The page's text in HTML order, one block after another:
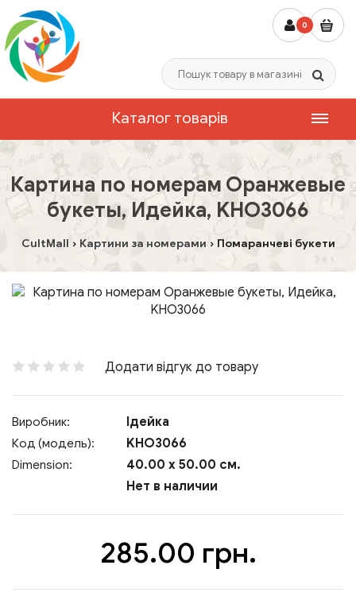
0
Каталог товарів
Картина по номерам Оранжевые
букеты, Идейка, KHO3066
CultMall Картини за номерами Помаранчеві букети
Додати відгук до товару
Виробник: Ідейка
Код (модель): KHO3066
Dimension:
40.00 x 50.00 см.
Нет в наличии
285.00 грн.